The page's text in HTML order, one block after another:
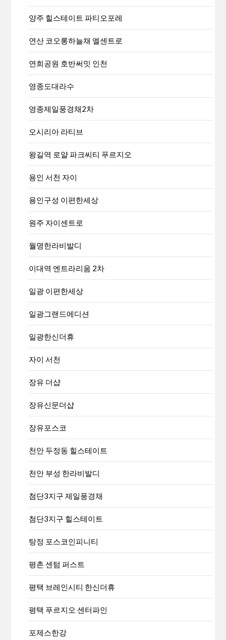
양주 힐스테이트 파티오포레
연산 코오롱하늘채 엘센트로
연희공원 호반써밋 인천
영종도대라수
영종제일풍경채2차
오시리아 라티브
왕길역 로얄 파크씨티 푸르지오
용인 서천 자이
용인구성 이편한세상
원주 자이센트로
월명한라비발디
이대역 엔트라리움 2차
일광 이편한세상
일광그랜드에디션
일광한신더휴
자이 서천
장유 더샵
장유신문더샵
장유포스코
천안 두정동 힐스테이트
천안 부성 한라비발디
첨단3지구 제일풍경채
첨단3지구 힐스테이트
탕정 포스코인피니티
평촌 센텀 퍼스트
평택 브레인시티 한신더휴
평택 푸르지오 센터파인
포제스한강